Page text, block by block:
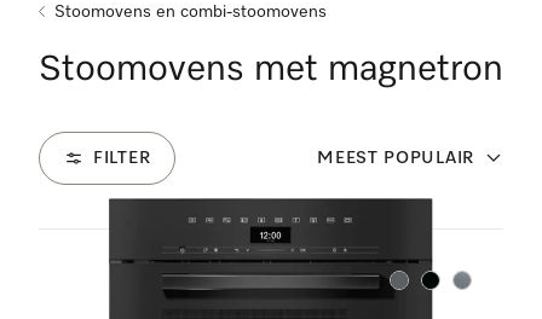
Stoomovens en combi-stoomovens
Stoomovens met magnetron
FILTER MEEST POPULAIR
9
Producten
Kleur:Kleur:Kleur: